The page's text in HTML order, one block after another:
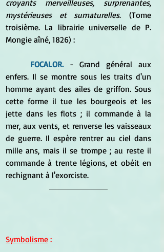
croyants merveilleuses, surprenantes,
mystérieuses et surnaturelles. (Tome
troisième. La librairie universelle de P.
Mongie aîné, 1826) :
FOCALOR. - Grand général aux
enfers. Il se montre sous les traits d'un
homme ayant des ailes de griffon. Sous
cette forme il tue les bourgeois et les
jette dans les flots ; il commande à la
mer, aux vents, et renverse les vaisseaux
de guerre. Il espère rentrer au ciel dans
mille ans, mais il se trompe ; au reste il
commande à trente légions, et obéit en
rechignant à l'exorciste.
Symbolisme :